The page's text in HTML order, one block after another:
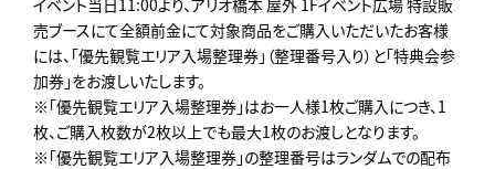
売ブースにて全額前金にて対象商品をご購入いただいたお客様
には、「優先観覧エリア入場整理券」（整理番号入り）と「特典会参
加券」をお渡しいたします。
※「優先観覧エリア入場整理券」はお一人様1枚ご購入につき、1
枚、ご購入枚数が2枚以上でも最大1枚のお渡しとなります。
※「優先観覧エリア入場整理券」の整理番号はランダムでの配布